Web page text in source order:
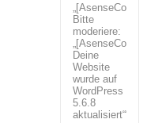
Bitte
moderiere:
Deine
Website
wurde auf
WordPress
5.6.8
aktualisiert““